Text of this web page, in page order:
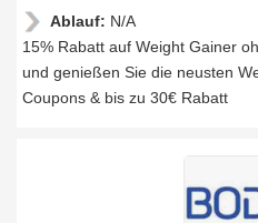
Ablauf: N/A
15% Rabatt auf Weight Gainer
und genießen Sie die neusten
Coupons & bis zu 30€ Rabatt